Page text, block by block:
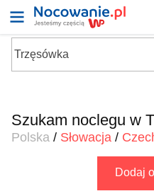
Szukam noclegu w
Polska / Słowacja /
Dodaj